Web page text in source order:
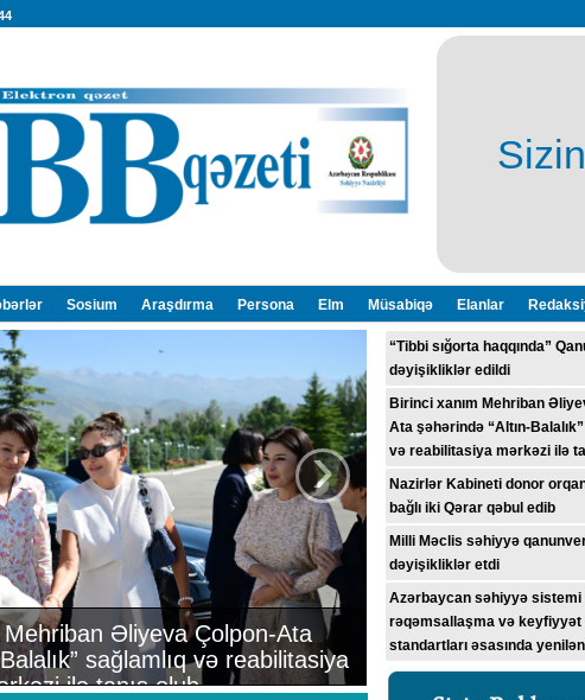
Sosium Araşdırma Persona Elm Müsabiqə Elanlar
Mehriban Əliyeva Çolpon-Ata
sağlamlıq və reabilitasiya
ilə tanış olub
›
“Tibbi sığorta haqqında”
dəyişikliklər edildi
Birinci xanım Mehriban
Ata şəhərində “Altın-
və reabilitasiya mərkəzi ilə
Nazirlər Kabineti donor
bağlı iki Qərar qəbul edib
Milli Məclis səhiyyə
dəyişikliklər etdi
Azərbaycan səhiyyə sistemi
rəqəmsallaşma və keyfiyyət
standartları əsasında